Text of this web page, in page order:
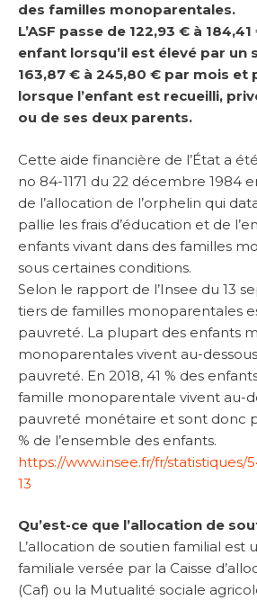
des familles monoparentales.
L’ASF passe de 122,93 € à
enfant lorsqu’il est élevé par un
163,87 € à 245,80 € par mois et
lorsque l’enfant est recueilli,
ou de ses deux parents.
Cette aide financière de l’État a
no 84-1171 du 22 décembre 1984
de l’allocation de l’orphelin qui
pallie les frais d’éducation et de
enfants vivant dans des familles
sous certaines conditions.
Selon le rapport de l’Insee du 13
tiers de familles monoparentales
pauvreté. La plupart des enfants
monoparentales vivent au-
pauvreté. En 2018, 41 % des
famille monoparentale vivent au-
pauvreté monétaire et sont donc
% de l’ensemble des enfants.
https://www.insee.fr/fr/statistiques/
13
Qu’est-ce que l’allocation de
L’allocation de soutien familial est
familiale versée par la Caisse
(Caf) ou la Mutualité sociale